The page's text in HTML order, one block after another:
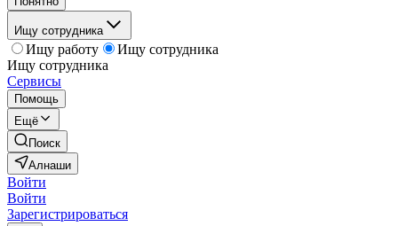
Ищу сотрудника
Ищу работу
Ищу сотрудника
Ищу сотрудника
Сервисы
Помощь
Ещё
Поиск
Алнаши
Войти
Войти
Зарегистрироваться